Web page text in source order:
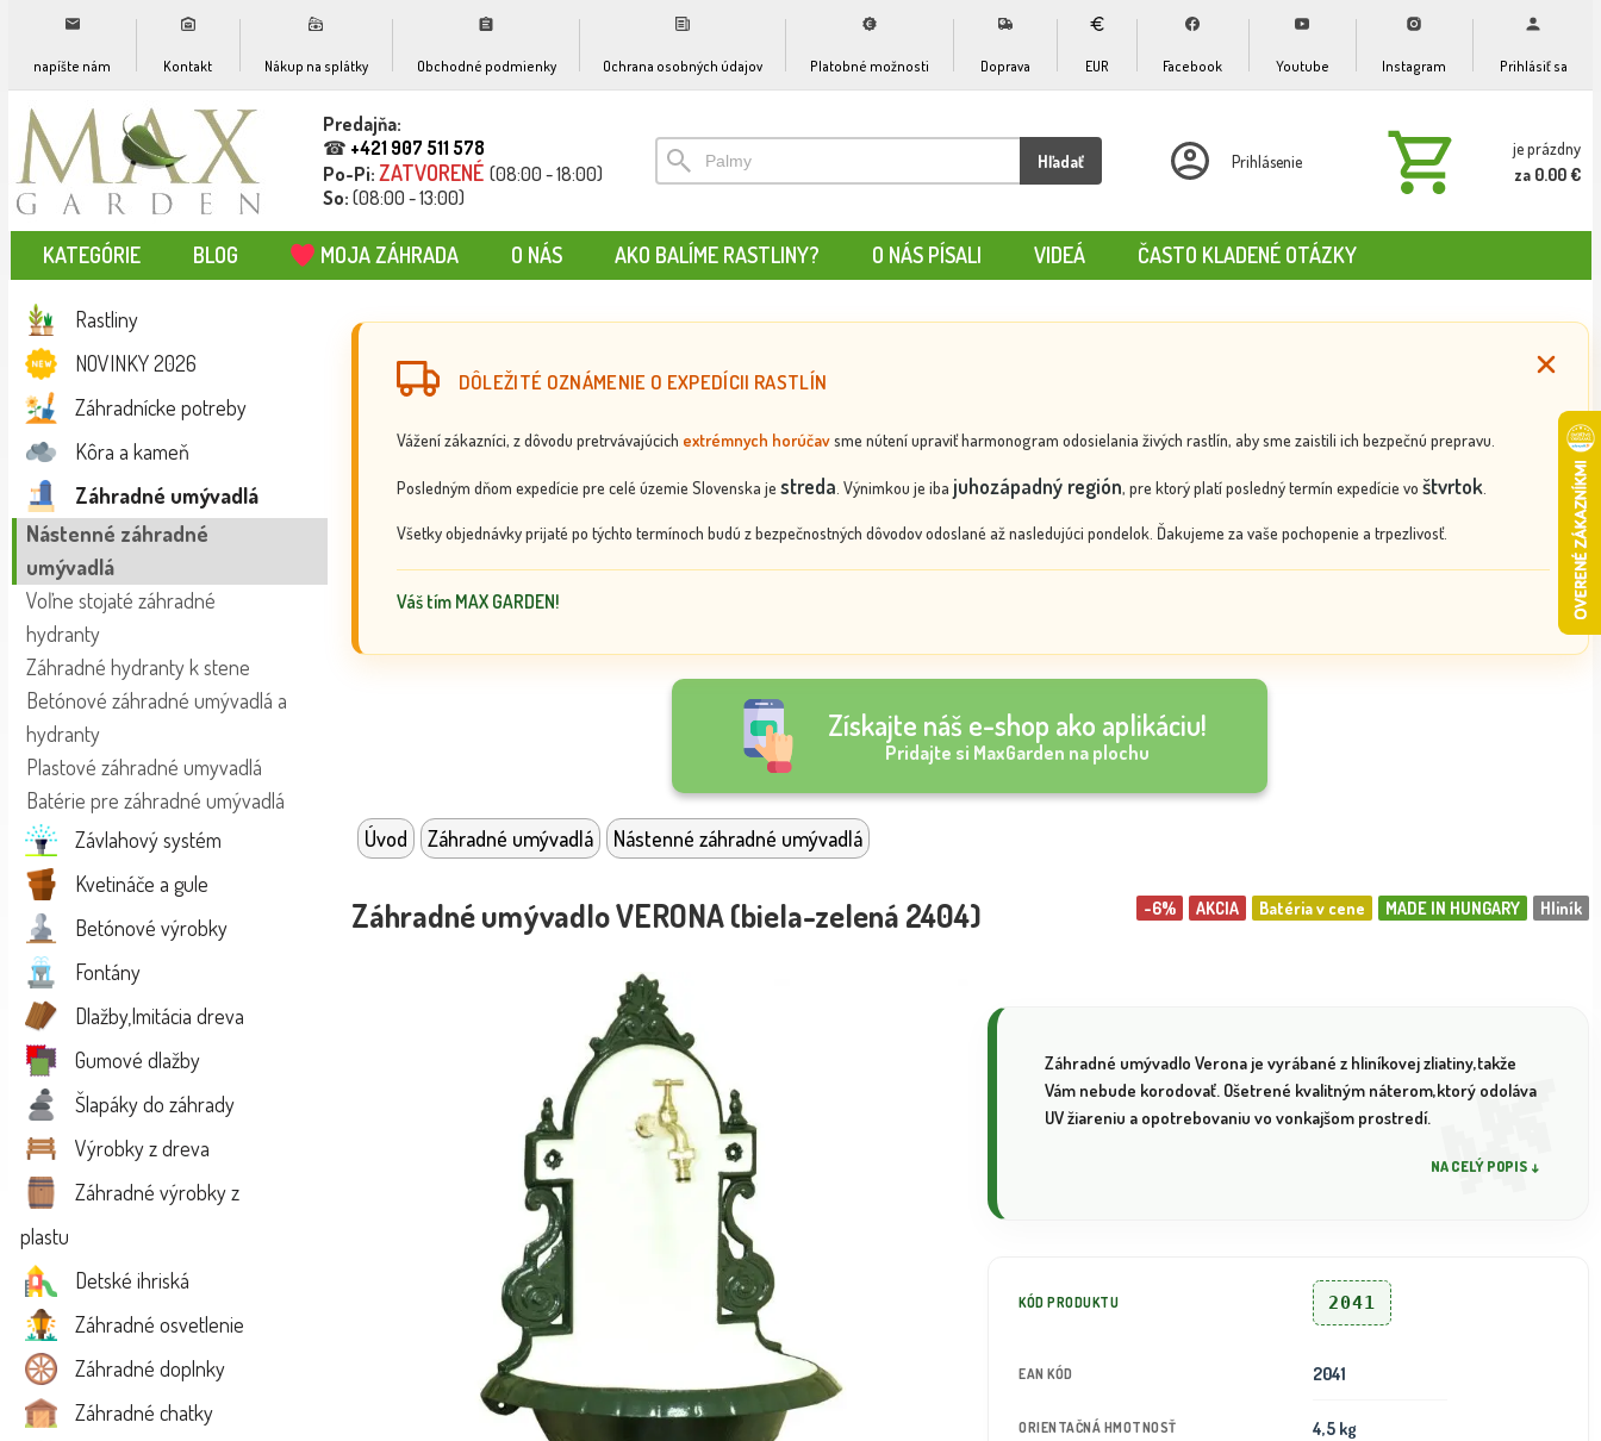
napíšte nám Kontakt Nákup na splátky Obchodné podmienky Ochrana osobných údajov Platobné možnosti Doprava EUR Facebook Youtube Instagram Prihlásiť sa
Predajňa:
☎ +421 907 511 578
Po-Pi: ZATVORENÉ (08:00 - 18:00)
So: (08:00 - 13:00)
Hľadať Prihlásenie
je prázdny
za 0.00 €
KATEGÓRIE BLOG MOJA ZÁHRADA O NÁS AKO BALÍME RASTLINY? O NÁS PÍSALI VIDEÁ ČASTO KLADENÉ OTÁZKY
Rastliny
NOVINKY 2026
Záhradnícke potreby
Kôra a kameň
Záhradné umývadlá
Nástenné záhradné
umývadlá
Voľne stojaté záhradné
hydranty
Záhradné hydranty k stene
Betónové záhradné umývadlá a
hydranty
Plastové záhradné umyvadlá
Batérie pre záhradné umývadlá
Závlahový systém
Kvetináče a gule
Betónové výrobky
Fontány
Dlažby,Imitácia dreva
Gumové dlažby
Šlapáky do záhrady
Výrobky z dreva
Záhradné výrobky z
plastu
Detské ihriská
Záhradné osvetlenie
Záhradné doplnky
Záhradné chatky
DÔLEŽITÉ OZNÁMENIE O EXPEDÍCII RASTLÍN
Vážení zákazníci, z dôvodu pretrvávajúcich extrémnych horúčavsme nútení upraviť harmonogram odosielania živých rastlín, aby sme zaistili ich bezpečnú prepravu.
Posledným dňom expedície pre celé územie Slovenska je streda . Výnimkou je iba juhozápadný región, pre ktorý platí posledný termín expedície vo štvrtok.
Všetky objednávky prijaté po týchto termínoch budú z bezpečnostných dôvodov odoslané až nasledujúci pondelok. Ďakujeme za vaše pochopenie a trpezlivosť.
Váš tím MAX GARDEN!
Získajte náš e-shop ako aplikáciu!
Pridajte si MaxGarden na plochu
Úvod Záhradné umývadlá Nástenné záhradné umývadlá
Hliník
MADE IN HUNGARY
Batéria v cene
AKCIA
-6%
Záhradné umývadlo VERONA (biela-zelená 2404)
Záhradné umývadlo Verona je vyrábané z hliníkovej zliatiny,takže
Vám nebude korodovať. Ošetrené kvalitným náterom,ktorý odoláva
UV žiareniu a opotrebovaniu vo vonkajšom prostredí.
NA CELÝ POPIS ↓
KÓD PRODUKTU 2041
EAN KÓD 2041
ORIENTAČNÁ HMOTNOSŤ 4,5 kg